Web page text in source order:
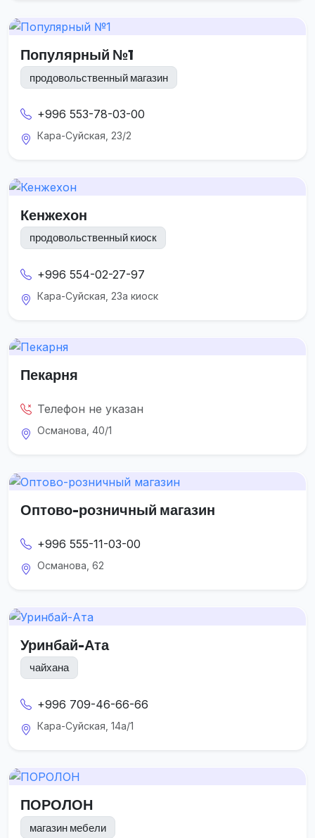
Популярный №1
продовольственный магазин
+996 553-78-03-00
Кара-Суйская, 23/2
Кенжехон
продовольственный киоск
+996 554-02-27-97
Кара-Суйская, 23а киоск
Пекарня
Телефон не указан
Османова, 40/1
Оптово-розничный магазин
+996 555-11-03-00
Османова, 62
Уринбай-Ата
чайхана
+996 709-46-66-66
Кара-Суйская, 14а/1
ПОРОЛОН
магазин мебели